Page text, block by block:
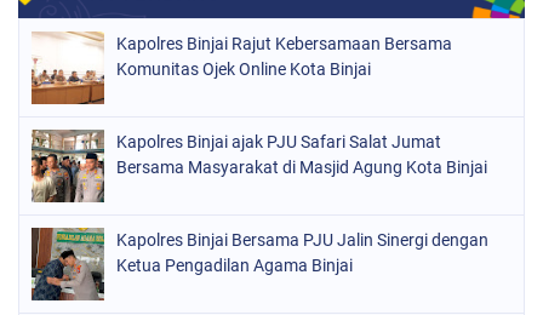
Kapolres Binjai Rajut Kebersamaan Bersama
Komunitas Ojek Online Kota Binjai
Kapolres Binjai ajak PJU Safari Salat Jumat
Bersama Masyarakat di Masjid Agung Kota Binjai
Kapolres Binjai Bersama PJU Jalin Sinergi dengan
Ketua Pengadilan Agama Binjai